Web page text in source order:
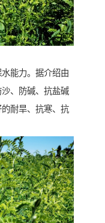
能力。据介绍由
、防碱、抗盐碱
耐旱、抗寒、抗